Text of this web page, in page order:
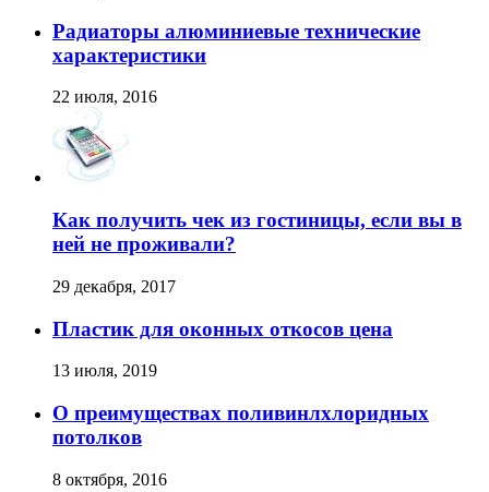
Радиаторы алюминиевые технические
характеристики
22 июля, 2016
Как получить чек из гостиницы, если вы в
ней не проживали?
29 декабря, 2017
Пластик для оконных откосов цена
13 июля, 2019
О преимуществах поливинлхлоридных
потолков
8 октября, 2016